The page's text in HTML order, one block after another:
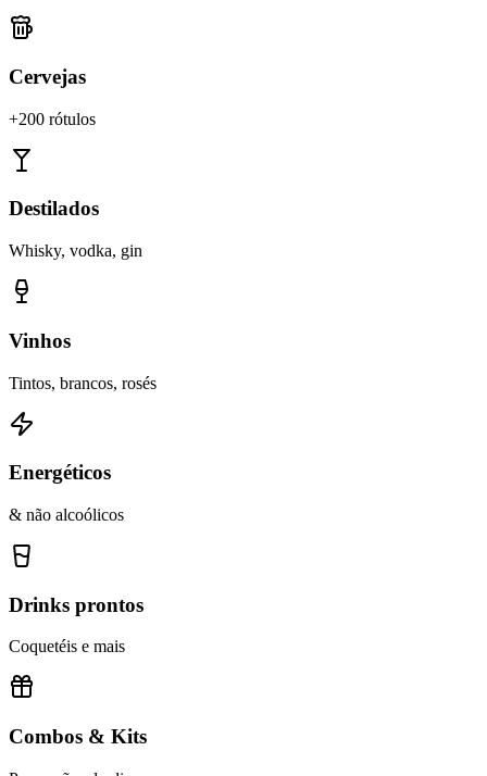
Cervejas
+200 rótulos
Destilados
Whisky, vodka, gin
Vinhos
Tintos, brancos, rosés
Energéticos
& não alcoólicos
Drinks prontos
Coquetéis e mais
Combos & Kits